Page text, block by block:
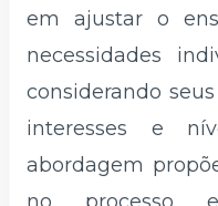
em ajustar o
necessidades
considerando
interesses e
abordagem